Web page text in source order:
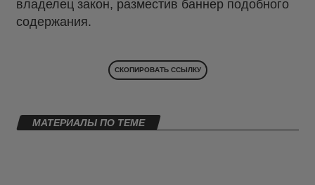
владелец закон, разместив баннер подобного
содержания.
СКОПИРОВАТЬ ССЫЛКУ
МАТЕРИАЛЫ ПО ТЕМЕ